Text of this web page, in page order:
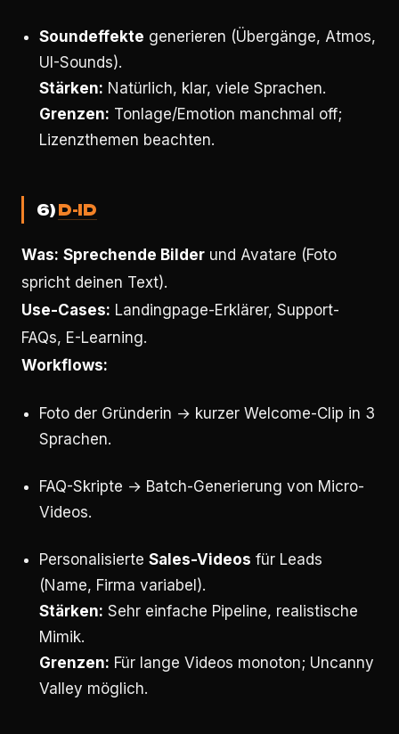
Soundeffekte generieren (Übergänge, Atmos,
UI-Sounds).
Stärken: Natürlich, klar, viele Sprachen.
Grenzen: Tonlage/Emotion manchmal off;
Lizenzthemen beachten.
6)D-ID
Was: Sprechende Bilder und Avatare (Foto
spricht deinen Text).
Use-Cases: Landingpage-Erklärer, Support-
FAQs, E-Learning.
Workflows:
Foto der Gründerin → kurzer Welcome-Clip in 3
Sprachen.
FAQ-Skripte → Batch-Generierung von Micro-
Videos.
Personalisierte Sales-Videos für Leads
(Name, Firma variabel).
Stärken: Sehr einfache Pipeline, realistische
Mimik.
Grenzen: Für lange Videos monoton; Uncanny
Valley möglich.